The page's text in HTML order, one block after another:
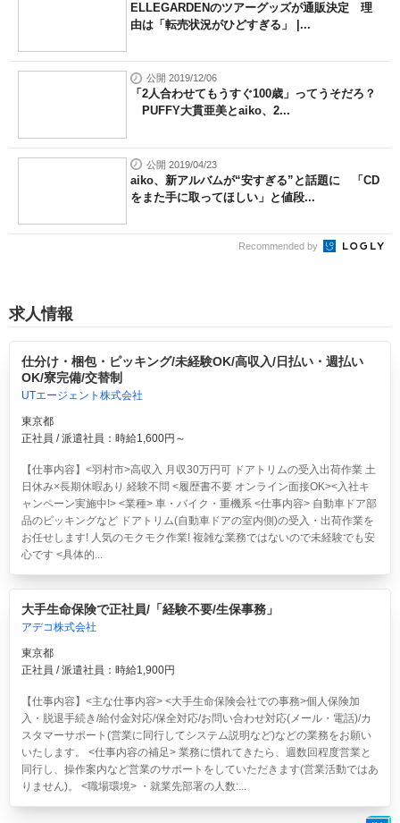
ELLEGARDENのツアーグッズが通販決定 理
由は「転売状況がひどすぎる」 |...
公開 2019/12/06
「2人合わせてもうすぐ100歳」ってうそだろ？
PUFFY大貫亜美とaiko、2...
公開 2019/04/23
aiko、新アルバムが“安すぎる”と話題に 「CD
をまた手に取ってほしい」と値段...
Recommended by
求人情報
仕分け・梱包・ピッキング/未経験OK/高収入/日払い・週払い
OK/寮完備/交替制
UTエージェント株式会社
東京都
正社員 / 派遣社員：時給1,600円～
【仕事内容】<羽村市>高収入 月収30万円可 ドアトリムの受入出荷作業 土
日休み×長期休暇あり 経験不問 <履歴書不要 オンライン面接OK><入社キ
ャンペーン実施中!> <業種> 車・バイク・重機系 <仕事内容> 自動車ドア部
品のピッキングなど ドアトリム(自動車ドアの室内側)の受入・出荷作業を
お任せします! 人気のモクモク作業! 複雑な業務ではないので未経験でも安
心です <具体的...
大手生命保険で正社員/「経験不要/生保事務」
アデコ株式会社
東京都
正社員 / 派遣社員：時給1,900円
【仕事内容】<主な仕事内容> <大手生命保険会社での事務>個人保険加
入・脱退手続き/給付金対応/保全対応/お問い合わせ対応(メール・電話)/カ
スタマーサポート(営業に同行してシステム説明など)などの業務をお願い
いたします。 <仕事内容の補足> 業務に慣れてきたら、週数回程度営業と
同行し、操作案内など営業のサポートをしていただきます(営業活動ではあ
りません)。 <職場環境> ・就業先部署の人数:...